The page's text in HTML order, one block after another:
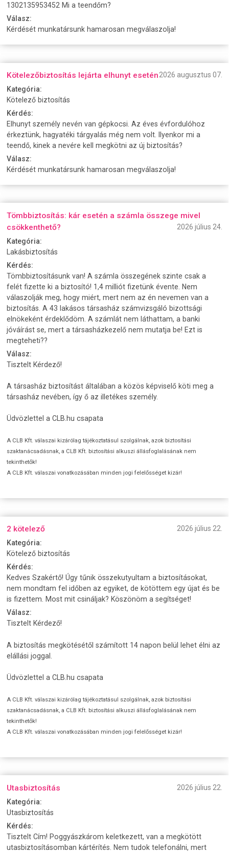
1302135953452 Mi a teendőm?
Válasz:
Kérdését munkatársunk hamarosan megválaszolja!
Kötelezőbiztosítás lejárta elhunyt esetén2026 augusztus 07.
Kategória:
Kötelező biztosítás
Kérdés:
Elhunyt személy nevén van gépkocsi. Az éves évfordulóhoz
érkeztünk, hagyatéki tárgyalás még nem volt. Ilyenkor mi a
teendő, kinek a nevére kell megkötni az új biztosítás?
Válasz:
Kérdését munkatársunk hamarosan megválaszolja!
Tömbbiztosítás: kár esetén a számla összege mivel
csökkenthető?
2026 július 24.
Kategória:
Lakásbiztosítás
Kérdés:
Tömbbiztosításunk van! A számla összegének szinte csak a
felét fizette ki a biztosító! 1,4 milliót fizetünk évente. Nem
válaszolják meg, hogy miért, mert nem az én nevemen van a
biztosítás. A 43 lakásos társasház számvizsgáló bizottsági
elnökeként érdeklődöm. A számlát nem láthattam, a banki
jóváírást se, mert a társasházkezelő nem mutatja be! Ezt is
megteheti??
Válasz:
Tisztelt Kérdező!
A társasház biztosítást általában a közös képviselő köti meg a
társasház nevében, így ő az illetékes személy.
Üdvözlettel a CLB.hu csapata
A CLB Kft. válaszai kizárólag tájékoztatásul szolgálnak, azok biztosítási
szaktanácsadásnak, a CLB Kft. biztosítási alkuszi állásfoglalásának nem
tekinthetők!
A CLB Kft. válaszai vonatkozásában minden jogi felelősséget kizár!
2 kötelező
2026 július 22.
Kategória:
Kötelező biztosítás
Kérdés:
Kedves Szakértő! Úgy tűnik összekutyultam a biztosításokat,
nem mondtam fel időben az egyiket, de kötöttem egy újat és be
is fizettem. Most mit csináljak? Köszönöm a segítséget!
Válasz:
Tisztelt Kérdező!
A biztosítás megkötésétől számított 14 napon belül lehet élni az
elállási joggal.
Üdvözlettel a CLB.hu csapata
A CLB Kft. válaszai kizárólag tájékoztatásul szolgálnak, azok biztosítási
szaktanácsadásnak, a CLB Kft. biztosítási alkuszi állásfoglalásának nem
tekinthetők!
A CLB Kft. válaszai vonatkozásában minden jogi felelősséget kizár!
Utasbiztosítás
2026 július 22.
Kategória:
Utasbiztosítás
Kérdés:
Tisztelt Cím! Poggyászkárom keletkezett, van a megkötött
utasbiztosításomban kártérítés. Nem tudok telefonálni, mert